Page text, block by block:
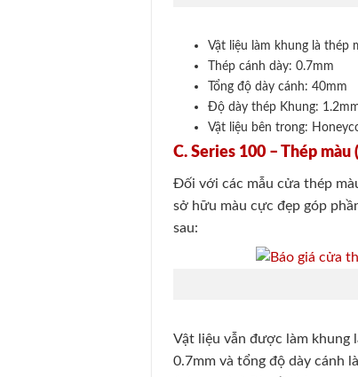
Vật liệu làm khung là thép
Thép cánh dày: 0.7mm
Tổng độ dày cánh: 40mm
Độ dày thép Khung:
Vật liệu bên trong:
C. Series 100 – Thép màu
Đối với các mẫu cửa thép
sở hữu màu cực đẹp góp
sau:
Vật liệu vẫn được làm khung
0.7mm và tổng độ dày cánh